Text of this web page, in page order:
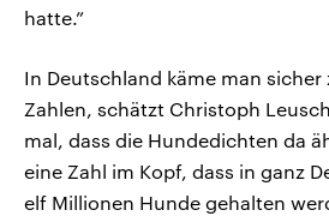
In Deutschland käme man
Zahlen, schätzt Christoph
mal, dass die Hundedichten da
eine Zahl im Kopf, dass in ganz
elf Millionen Hunde gehalten